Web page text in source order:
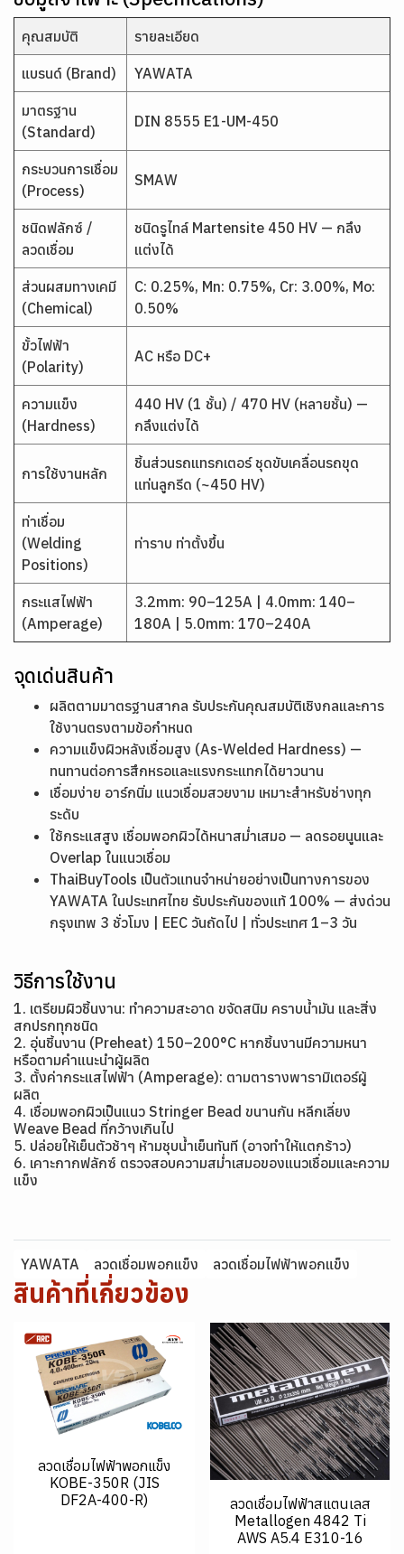
คุณสมบัติ รายละเอียด
แบรนด์ (Brand) YAWATA
มาตรฐาน
(Standard)
DIN 8555 E1-UM-450
กระบวนการเชื่อม
(Process)
SMAW
ชนิดฟลักซ์ /
ลวดเชื่อม
ชนิดรูไทล์ Martensite 450 HV — กลึง
แต่งได้
ส่วนผสมทางเคมี
(Chemical)
C: 0.25%, Mn: 0.75%, Cr: 3.00%, Mo:
0.50%
ขั้วไฟฟ้า
(Polarity)
AC หรือ DC+
ความแข็ง
(Hardness)
440 HV (1 ชั้น) / 470 HV (หลายชั้น) —
กลึงแต่งได้
การใช้งานหลัก
ชิ้นส่วนรถแทรกเตอร์ ชุดขับเคลื่อนรถขุด
แท่นลูกรีด (~450 HV)
ท่าเชื่อม
(Welding
Positions)
ท่าราบ ท่าตั้งขึ้น
กระแสไฟฟ้า
(Amperage)
3.2mm: 90–125A | 4.0mm: 140–
180A | 5.0mm: 170–240A
จุดเด่นสินค้า
ผลิตตามมาตรฐานสากล รับประกันคุณสมบัติเชิงกลและการ
ใช้งานตรงตามข้อกำหนด
ความแข็งผิวหลังเชื่อมสูง (As-Welded Hardness) —
ทนทานต่อการสึกหรอและแรงกระแทกได้ยาวนาน
เชื่อมง่าย อาร์กนิ่ม แนวเชื่อมสวยงาม เหมาะสำหรับช่างทุก
ระดับ
ใช้กระแสสูง เชื่อมพอกผิวได้หนาสม่ำเสมอ — ลดรอยนูนและ
Overlap ในแนวเชื่อม
ThaiBuyTools เป็นตัวแทนจำหน่ายอย่างเป็นทางการของ
YAWATA ในประเทศไทย รับประกันของแท้ 100% — ส่งด่วน
กรุงเทพ 3 ชั่วโมง | EEC วันถัดไป | ทั่วประเทศ 1–3 วัน
วิธีการใช้งาน
1. เตรียมผิวชิ้นงาน: ทำความสะอาด ขจัดสนิม คราบน้ำมัน และสิ่ง
สกปรกทุกชนิด
2. อุ่นชิ้นงาน (Preheat) 150–200°C หากชิ้นงานมีความหนา
หรือตามคำแนะนำผู้ผลิต
3. ตั้งค่ากระแสไฟฟ้า (Amperage): ตามตารางพารามิเตอร์ผู้
ผลิต
4. เชื่อมพอกผิวเป็นแนว Stringer Bead ขนานกัน หลีกเลี่ยง
Weave Bead ที่กว้างเกินไป
5. ปล่อยให้เย็นตัวช้าๆ ห้ามชุบน้ำเย็นทันที (อาจทำให้แตกร้าว)
6. เคาะกากฟลักซ์ ตรวจสอบความสม่ำเสมอของแนวเชื่อมและความ
แข็ง
YAWATA ลวดเชื่อมพอกแข็ง ลวดเชื่อมไฟฟ้าพอกแข็ง
สินค้าที่เกี่ยวข้อง
ลวดเชื่อมไฟฟ้าพอกแข็ง
KOBE-350R (JIS
DF2A-400-R)
ลวดเชื่อมไฟฟ้าสแตนเลส
Metallogen 4842 Ti
AWS A5.4 E310-16